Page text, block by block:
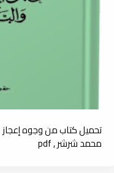
تحميل كتاب من وجوه إعجاز
محمد شرشر , pdf